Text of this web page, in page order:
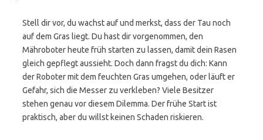
Stell dir vor, du wachst auf und merkst, dass der Tau noch
auf dem Gras liegt. Du hast dir vorgenommen, den
Mähroboter heute früh starten zu lassen, damit dein Rasen
gleich gepflegt aussieht. Doch dann fragst du dich: Kann
der Roboter mit dem feuchten Gras umgehen, oder läuft er
Gefahr, sich die Messer zu verkleben? Viele Besitzer
stehen genau vor diesem Dilemma. Der frühe Start ist
praktisch, aber du willst keinen Schaden riskieren.